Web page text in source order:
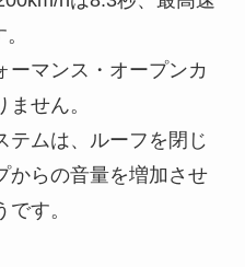
ーマンス・オープンカ
せん。
テムは、ルーフを閉じ
からの音量を増加させ
す。